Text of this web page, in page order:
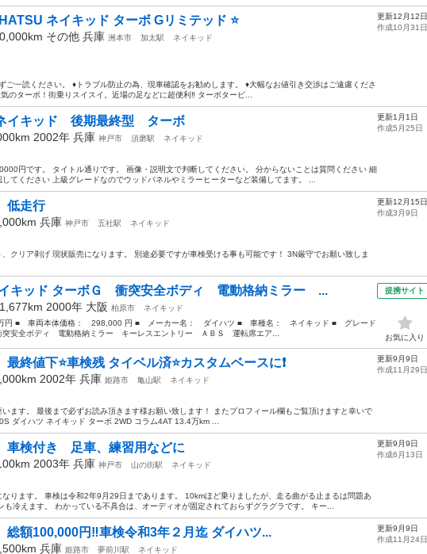
ネイキッド ターボ Gリミテッド ⭐️
その他 兵庫 洲本市 加太駅 ネイキッド
ご一読ください。 ♦️トラブル防止の為、現車確認をお勧めします。 ♦️大幅なお値引き交渉はご遠慮くださ
のターボ！街乗りスイスイ。近場の足などに超便利‼️ ターボタービ...
更新12月12日
作成10月31日
イキッド 後期最終型 ターボ
2002年 兵庫 神戸市 須磨駅
ネイキッド
円です。 タイトル通りです。 画像・説明文で判断してください。 分からないことは質問ください 細
てください 上級グレードなのでウッドパネルやミラーヒーターなど装備してます。 ...
更新1月1日
作成5月25日
低走行
兵庫 神戸市 五社駅
ネイキッド
、クリア剥げ 現状販売になります。 別途必要ですが車検受ける事も可能です！ 3N厳守でお願い致しま
更新12月15日
作成3月9日
キッド ターボＧ 衝突安全ボディ 電動格納ミラー ...
2000年 大阪 柏原市
ネイキッド
円 ■ 車両本体価格： 298,000 円 ■ メーカー名： ダイハツ ■ 車種名： ネイキッド ■ グレード
安全ボディ 電動格納ミラー キーレスエントリー ＡＢＳ 運転席エア...
提携サイト
お気に入り
最終値下⭐️車検残 タイベル済⭐️カスタムベースに❗️
2002年 兵庫 姫路市 亀山駅
ネイキッド
います。 最後まで必ずお読み頂きます様お願い致します！ またプロフィール欄もご覧頂けますと幸いで
ダイハツ ネイキッド ターボ 2WD コラム4AT 13.4万km ...
更新9月9日
作成11月29日
検付き 足車、練習用などに
2003年 兵庫 神戸市 山の街駅
ネイキッド
ります。 車検は令和2年9月29日まであります。 10kmほど乗りましたが、走る曲がる止まるは問題あ
も冷えます。 わかっている不具合は、オーディオが固定されておらずグラグラです。 キー...
更新9月9日
作成6月13日
総額100,000円‼️車検令和3年２月迄 ダイハツ...
兵庫 姫路市 夢前川駅 ネイキッド
更新9月9日
作成11月24日